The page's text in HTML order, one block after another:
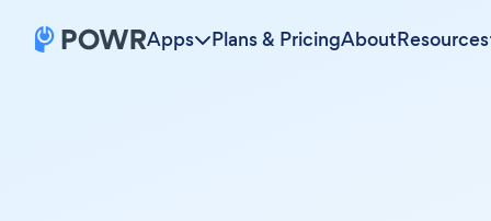
Apps Plans & PricingAboutResources